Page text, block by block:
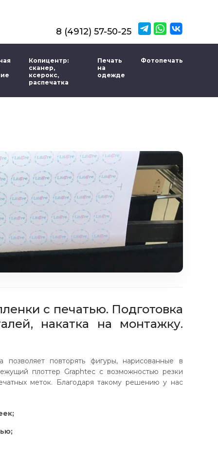
8 (4912) 57-50-25
Копицентр:
сканер,
ксерокс,
распечатка
Печать
на
одежде
Фотопечать
с печатью. Подготовка
накатка на монтажку.
повторять фигуры, нарисованные в
плоттер Graphtec с возможностью резки
меток. Благодаря такому решению у нас